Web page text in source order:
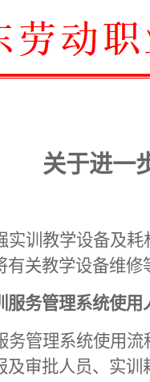
关于进一
实训教学设备及
有关教学设备维修
服务管理系统使用
务管理系统使用流
及审批人员、实